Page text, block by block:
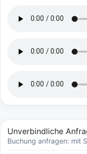
Unverbindliche
Buchung anfragen: mit